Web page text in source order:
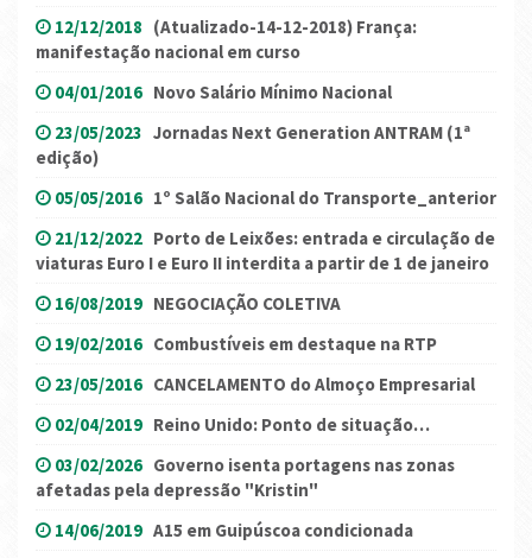
12/12/2018 (Atualizado-14-12-2018) França:
manifestação nacional em curso
04/01/2016 Novo Salário Mínimo Nacional
23/05/2023 Jornadas Next Generation ANTRAM (1ª
edição)
05/05/2016 1º Salão Nacional do Transporte_anterior
21/12/2022 Porto de Leixões: entrada e circulação de
viaturas Euro I e Euro II interdita a partir de 1 de janeiro
16/08/2019 NEGOCIAÇÃO COLETIVA
19/02/2016 Combustíveis em destaque na RTP
23/05/2016 CANCELAMENTO do Almoço Empresarial
02/04/2019 Reino Unido: Ponto de situação…
03/02/2026 Governo isenta portagens nas zonas
afetadas pela depressão "Kristin"
14/06/2019 A15 em Guipúscoa condicionada